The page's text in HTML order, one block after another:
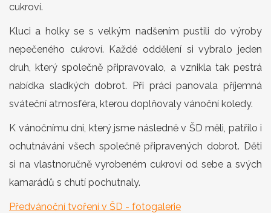
cukroví.
Kluci a holky se s velkým nadšením pustili do výroby
nepečeného cukroví. Každé oddělení si vybralo jeden
druh, který společně připravovalo, a vznikla tak pestrá
nabídka sladkých dobrot. Při práci panovala příjemná
sváteční atmosféra, kterou doplňovaly vánoční koledy.
K vánočnímu dni, který jsme následně v ŠD měli, patřilo i
ochutnávání všech společně připravených dobrot. Děti
si na vlastnoručně vyrobeném cukroví od sebe a svých
kamarádů s chutí pochutnaly.
Předvánoční tvoření v ŠD - fotogalerie